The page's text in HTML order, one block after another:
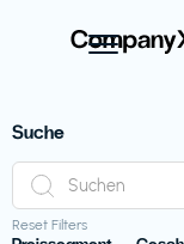
Suche
Reset Filters